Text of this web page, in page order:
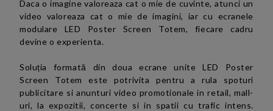
Daca o imagine valoreaza cat o mie de cuvinte, atunci un
video valoreaza cat o mie de imagini, iar cu ecranele
modulare LED Poster Screen
Totem, fiecare cadru
devine o experienta.
Soluția formată din doua ecrane unite LED Poster
Screen Totem
este potrivita pentru a rula spoturi
publicitare si anunturi video promotionaleinretail, mall-
uri, la expozitii,concerte si in spatii cu trafic intens.